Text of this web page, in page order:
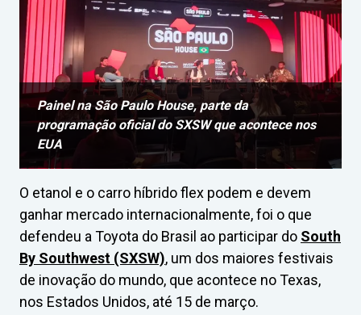
Painel na São Paulo House, parte da
programação oficial do SXSW que acontece nos
EUA
O etanol e o carro híbrido flex podem e devem
ganhar mercado internacionalmente, foi o que
defendeu a Toyota do Brasil ao participar do South
By Southwest (SXSW), um dos maiores festivais
de inovação do mundo, que acontece no Texas,
nos Estados Unidos, até 15 de março.